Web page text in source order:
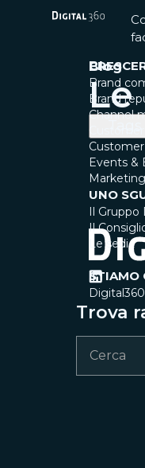
Brand
Brand
Channel
Events &
UNO
Il Gruppo
Il
Le sedi
STIAMO
Trova
Blog